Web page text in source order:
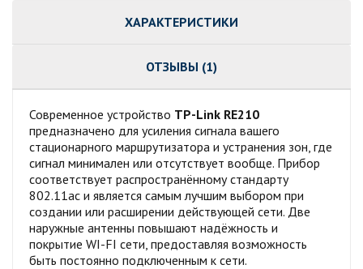
ХАРАКТЕРИСТИКИ
ОТЗЫВЫ (1)
Современное устройство TP-Link RE210
предназначено для усиления сигнала вашего
стационарного маршрутизатора и устранения зон, где
сигнал минимален или отсутствует вообще. Прибор
соответствует распространённому стандарту
802.11ac и является самым лучшим выбором при
создании или расширении действующей сети. Две
наружные антенны повышают надёжность и
покрытие WI-FI сети, предоставляя возможность
быть постоянно подключенным к сети.